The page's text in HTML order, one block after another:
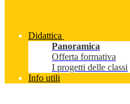
Didattica
Panoramica
Offerta formativa
I progetti delle classi
Info utili